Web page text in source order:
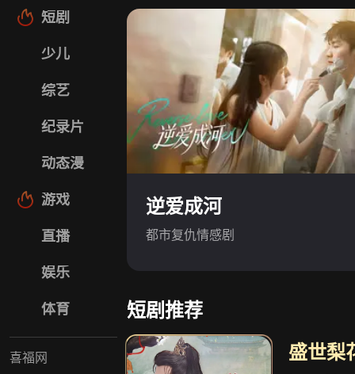
短剧
少儿
综艺
纪录片
动态漫
游戏
直播
娱乐
体育
喜福网
逆爱成河
都市复仇情感剧
短剧推荐
盛世梨